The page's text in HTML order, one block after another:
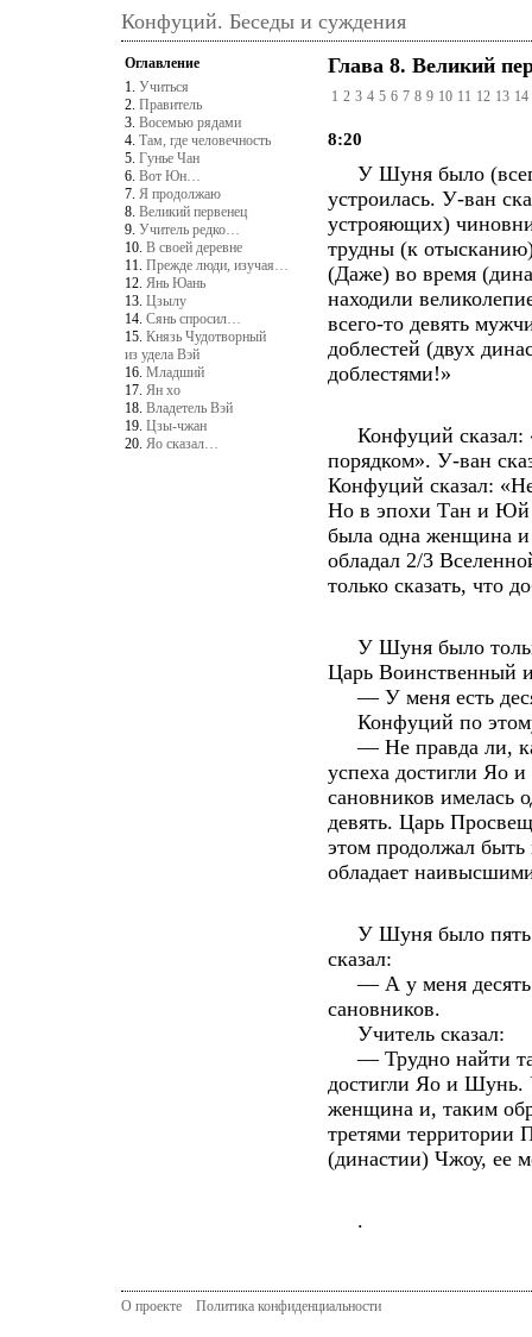
Конфуций. Беседы и суждения
Оглавление
1. Учиться
2. Правитель
3. Восемью рядами
4. Там, где человечность
5. Гунье Чан
6. Вот Юн…
7. Я продолжаю
8. Великий первенец
9. Учитель редко…
10. В своей деревне
11. Прежде люди, изучая…
12. Янь Юань
13. Цзылу
14. Сянь спросил…
15. Князь Чудотворный
из удела Вэй
16. Младший
17. Ян хо
18. Владетель Вэй
19. Цзы-чжан
20. Яо сказал…
Глава 8. Великий
1 2 3 4 5 6 7 8 9 10 11 12 13 14
8:20
У Шуня было
устроилась. У-ван
устрояющих)
трудны (к
(Даже) во время
находили
всего-то девять
доблестей (двух
доблестями!»
Конфуций сказал:
порядком». У-ван
Конфуций сказал:
Но в эпохи Тан и Юй
была одна женщина
обладал 2/3
только сказать, что
У Шуня было
Царь Воинственный
— У меня есть
Конфуций по
— Не правда ли,
успеха достигли Яо
сановников имелась
девять. Царь
этом продолжал
обладает
У Шуня было пять
сказал:
— А у меня десять
сановников.
Учитель сказал:
— Трудно найти
достигли Яо и Шунь.
женщина и, таким
третями территории
(династии) Чжоу, ее
.
О проекте Политика конфиденциальности